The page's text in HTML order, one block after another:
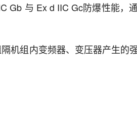
Gb 与 Ex d IIC Gc防爆性能，
机组内变频器、变压器产生的